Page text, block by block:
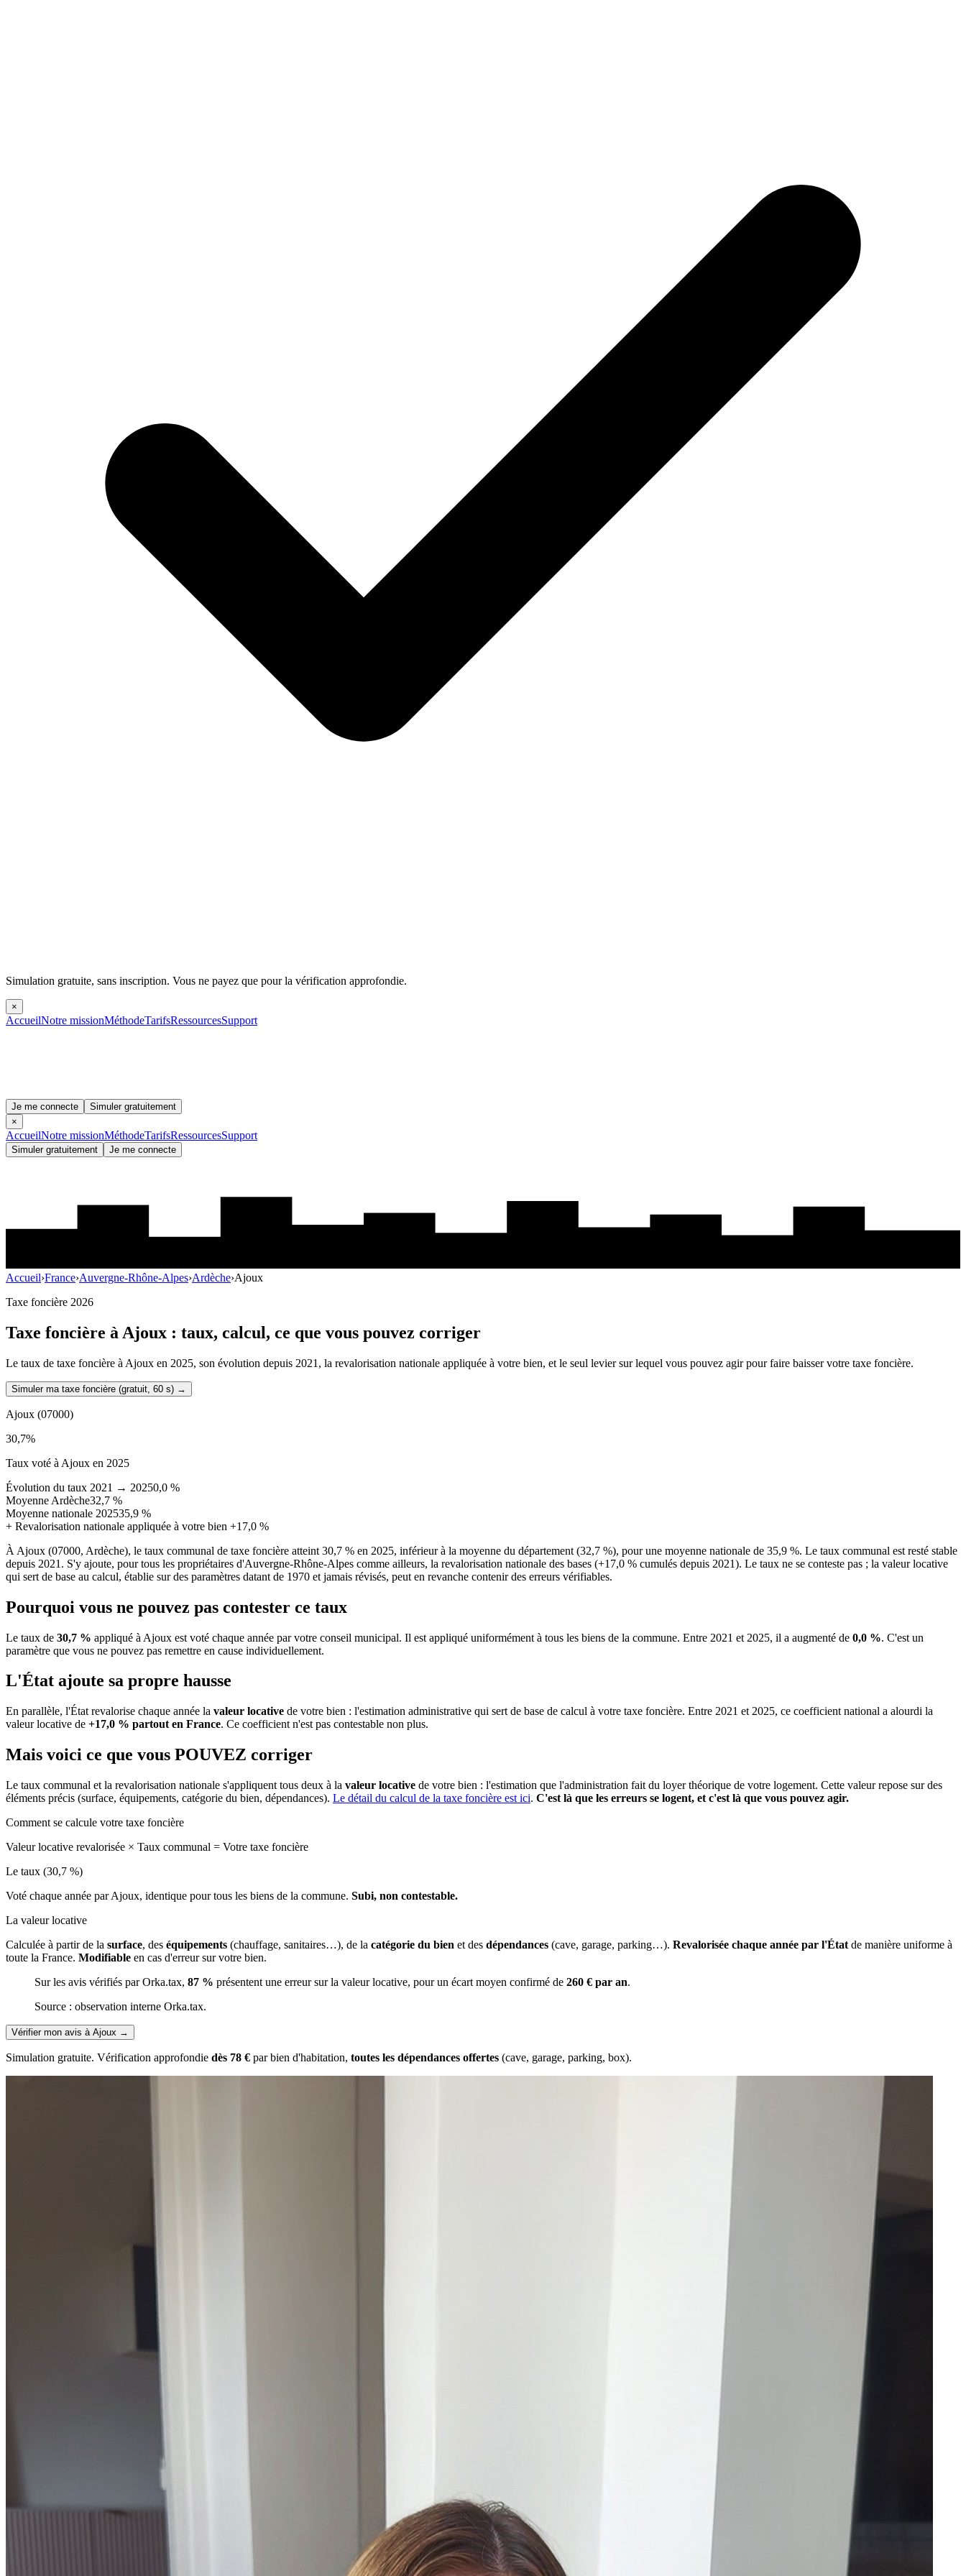
Simulation gratuite, sans inscription. Vous ne payez que pour la vérification approfondie.
×
AccueilNotre missionMéthodeTarifsRessourcesSupport
Je me connecte
Simuler gratuitement
×
AccueilNotre missionMéthodeTarifsRessourcesSupport
Simuler gratuitement Je me connecte
Accueil›France›Auvergne-Rhône-Alpes›Ardèche›Ajoux
Taxe foncière 2026
Taxe foncière à Ajoux : taux, calcul, ce que vous pouvez corriger
Le taux de taxe foncière à Ajoux en 2025, son évolution depuis 2021, la revalorisation nationale appliquée à votre bien, et le seul levier sur lequel vous pouvez agir pour faire baisser votre taxe foncière.
Simuler ma taxe foncière (gratuit, 60 s) →
Ajoux (07000)
30,7%
Taux voté à Ajoux en 2025
Évolution du taux 2021 → 20250,0 %
Moyenne Ardèche32,7 %
Moyenne nationale 202535,9 %
+ Revalorisation nationale appliquée à votre bien +17,0 %
À Ajoux (07000, Ardèche), le taux communal de taxe foncière atteint 30,7 % en 2025, inférieur à la moyenne du département (32,7 %), pour une moyenne nationale de 35,9 %. Le taux communal est resté stable
depuis 2021. S'y ajoute, pour tous les propriétaires d'Auvergne-Rhône-Alpes comme ailleurs, la revalorisation nationale des bases (+17,0 % cumulés depuis 2021). Le taux ne se conteste pas ; la valeur locative
qui sert de base au calcul, établie sur des paramètres datant de 1970 et jamais révisés, peut en revanche contenir des erreurs vérifiables.
Pourquoi vous ne pouvez pas contester ce taux
Le taux de 30,7 % appliqué à Ajoux est voté chaque année par votre conseil municipal. Il est appliqué uniformément à tous les biens de la commune. Entre 2021 et 2025, il a augmenté de 0,0 %. C'est un
paramètre que vous ne pouvez pas remettre en cause individuellement.
L'État ajoute sa propre hausse
En parallèle, l'État revalorise chaque année la valeur locative de votre bien : l'estimation administrative qui sert de base de calcul à votre taxe foncière. Entre 2021 et 2025, ce coefficient national a alourdi la
valeur locative de +17,0 % partout en France. Ce coefficient n'est pas contestable non plus.
Mais voici ce que vous POUVEZ corriger
Le taux communal et la revalorisation nationale s'appliquent tous deux à la valeur locative de votre bien : l'estimation que l'administration fait du loyer théorique de votre logement. Cette valeur repose sur des
éléments précis (surface, équipements, catégorie du bien, dépendances). Le détail du calcul de la taxe foncière est ici. C'est là que les erreurs se logent, et c'est là que vous pouvez agir.
Comment se calcule votre taxe foncière
Valeur locative revalorisée × Taux communal = Votre taxe foncière
Le taux (30,7 %)
Voté chaque année par Ajoux, identique pour tous les biens de la commune. Subi, non contestable.
La valeur locative
Calculée à partir de la surface, des équipements (chauffage, sanitaires…), de la catégorie du bien et des dépendances (cave, garage, parking…). Revalorisée chaque année par l'État de manière uniforme à
toute la France. Modifiable en cas d'erreur sur votre bien.
Sur les avis vérifiés par Orka.tax, 87 % présentent une erreur sur la valeur locative, pour un écart moyen confirmé de 260 € par an.
Source : observation interne Orka.tax.
Vérifier mon avis à Ajoux →
Simulation gratuite. Vérification approfondie dès 78 € par bien d'habitation, toutes les dépendances offertes (cave, garage, parking, box).